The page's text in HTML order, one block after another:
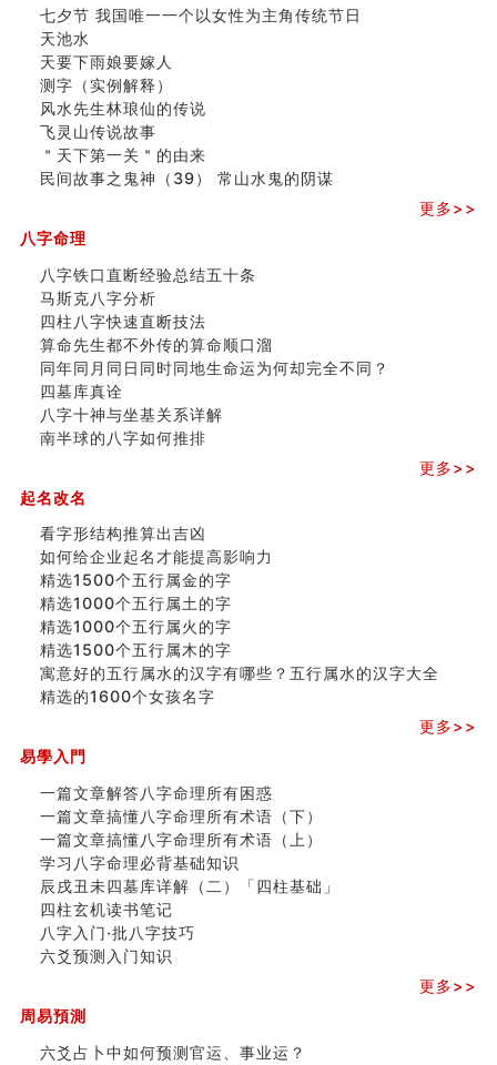
从痣看相
姓名陰陽配置的凶吉
六爻測住宅風水 (四)
玄空本义 (五)
财务办公室风水布局
精选1500个五行属木的字
玄空本义 (四)
八字算命：女命八字里日坐伤官克夫？
清朝慈禧太后命造 (名人八字淺析七）
玄空本义 (三)
飞灵山传说故事
命理解说：想请问什么时候能够遇到姻缘结婚？
商舖選址的風水講究 (下)
吉凶神跳上大运时的断法【四柱技巧】
家居常見風水形煞及化解方法 (一)
刘燮鈞讲人相 手纹与命运(一)
玄空本义 (二)
寓意好的五行属水的汉字有哪些？五行属水的汉字大全
七夕节 我国唯一一个以女性为主角传统节日
天池水
天要下雨娘要嫁人
测字（实例解释）
风水先生林琅仙的传说
飞灵山传说故事
＂天下第一关＂的由来
民间故事之鬼神（39） 常山水鬼的阴谋
更多>>
八字命理
八字铁口直断经验总结五十条
马斯克八字分析
四柱八字快速直断技法
算命先生都不外传的算命顺口溜
同年同月同日同时同地生命运为何却完全不同？
四墓库真诠
八字十神与坐基关系详解
南半球的八字如何推排
更多>>
起名改名
看字形结构推算出吉凶
如何给企业起名才能提高影响力
精选1500个五行属金的字
精选1000个五行属土的字
精选1000个五行属火的字
精选1500个五行属木的字
寓意好的五行属水的汉字有哪些？五行属水的汉字大全
精选的1600个女孩名字
更多>>
易學入門
一篇文章解答八字命理所有困惑
一篇文章搞懂八字命理所有术语（下）
一篇文章搞懂八字命理所有术语（上）
学习八字命理必背基础知识
辰戌丑未四墓库详解（二）「四柱基础」
四柱玄机读书笔记
八字入门·批八字技巧
六爻预测入门知识
更多>>
周易預測
六爻占卜中如何预测官运、事业运？